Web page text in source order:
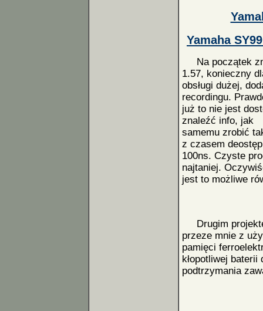
Yamaha
Na początek
1.57, konieczny
obsługi dużej,
recordingu.
już to nie jest
znaleźć info, jak
samemu zrobić
z czasem
100ns. Czyste
najtaniej.
jest to możliwe
Drugim
przeze mnie z
pamięci
kłopotliwej baterii
podtrzymania